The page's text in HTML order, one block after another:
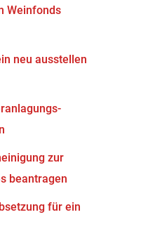
Weinfonds
neu ausstellen
zur
beantragen
für ein